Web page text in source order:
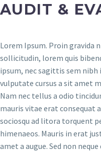
AUDIT &
Lorem Ipsum. Proin gravida
sollicitudin, lorem quis
ipsum, nec sagittis sem nibh
vulputate cursus a sit amet
Nam nec tellus a odio
mauris vitae erat consequat
sociosqu ad litora torquent
himenaeos. Mauris in erat
amet a augue. Sed non